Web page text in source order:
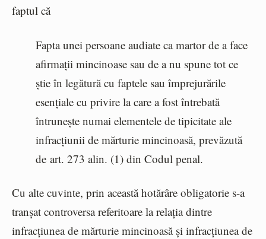
faptul că
Fapta unei persoane audiate ca martor de a face
afirmații mincinoase sau de a nu spune tot ce
știe în legătură cu faptele sau împrejurările
esențiale cu privire la care a fost întrebată
întrunește numai elementele de tipicitate ale
infracțiunii de mărturie mincinoasă, prevăzută
de art. 273 alin. (1) din Codul penal.
Cu alte cuvinte, prin această hotărâre obligatorie s-a
tranșat controversa referitoare la relația dintre
infracțiunea de mărturie mincinoasă și infracțiunea de